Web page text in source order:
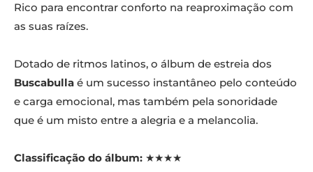
Rico para encontrar conforto na reaproximação com
as suas raízes.
Dotado de ritmos latinos, o álbum de estreia dos
Buscabulla é um sucesso instantâneo pelo conteúdo
e carga emocional, mas também pela sonoridade
que é um misto entre a alegria e a melancolia.
Classificação do álbum: ★★★★